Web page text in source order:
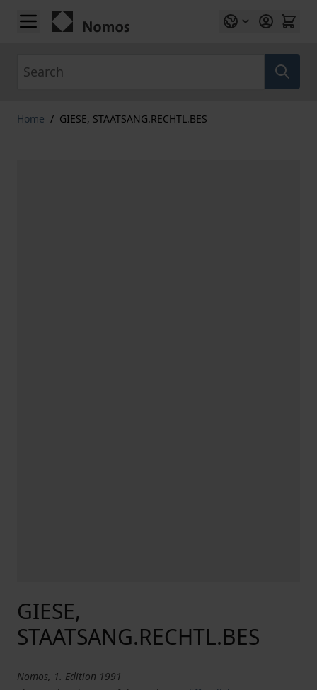
Skip to Content
Home / GIESE, STAATSANG.RECHTL.BES
GIESE,
STAATSANG.RECHTL.BES
Nomos, 1. Edition 1991